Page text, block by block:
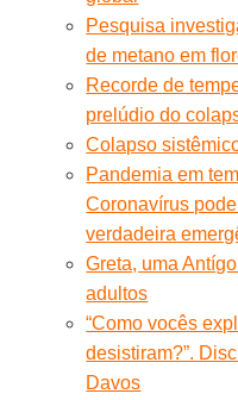
Pesquisa
de metano em
Recorde de
prelúdio do
Colapso
Pandemia em
Coronavírus
verdadeira
Greta, uma
adultos
“Como vocês
desistiram?”.
Davos